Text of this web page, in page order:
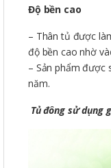
Độ bền cao
– Thân tủ được
độ bền cao nhờ
– Sản phẩm được
năm.
Tủ đông sử dụng